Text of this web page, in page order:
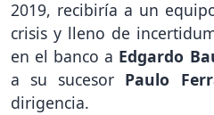
2019, recibiría a un
crisis y lleno de
en el banco a Edgardo
a su sucesor Paulo
dirigencia.